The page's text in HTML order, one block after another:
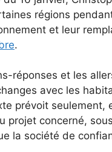
régions
et leur
.
réponses et les
avec les
prévoit seulement,
projet concerné,
la société de